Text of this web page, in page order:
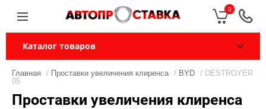
0
Каталог товаров
Главная / Проставки увеличения клиренса / BYD / DESTROYER
05
Проставки увеличения клиренса